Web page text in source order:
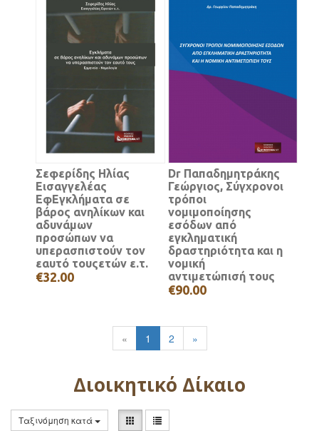
Σεφερίδης Ηλίας
Εισαγγελέας
ΕφΕγκλήματα σε
βάρος ανηλίκων και
αδυνάμων
προσώπων να
υπερασπιστούν τον
εαυτό τουςετών ε.τ.
€32.00
Dr Παπαδημητράκης
Γεώργιος, Σύγχρονοι
τρόποι
νομιμοποίησης
εσόδων από
εγκληματική
δραστηριότητα και η
νομική
αντιμετώπισή τους
€90.00
« 1 2 »
Διοικητικό Δίκαιο
Ταξινόμηση κατά